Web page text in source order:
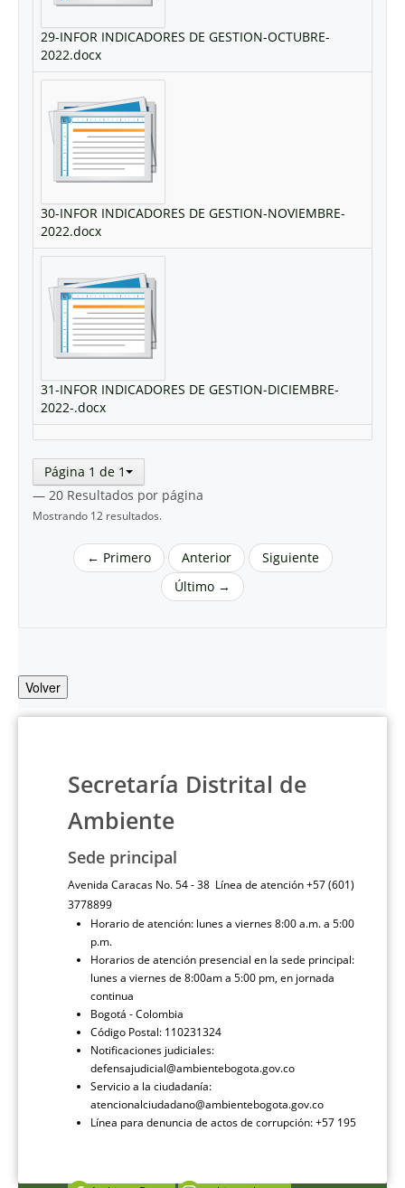
29-INFOR INDICADORES DE GESTION-OCTUBRE-
2022.docx
30-INFOR INDICADORES DE GESTION-NOVIEMBRE-
2022.docx
31-INFOR INDICADORES DE GESTION-DICIEMBRE-
2022-.docx
Página 1 de 1
— 20 Resultados por página
Mostrando 12 resultados.
← Primero Anterior
Siguiente
Último →
Volver
Secretaría Distrital de
Ambiente
Sede principal
Avenida Caracas No. 54 - 38 Línea de atención +57 (601)
3778899
Horario de atención: lunes a viernes 8:00 a.m. a 5:00
p.m.
Horarios de atención presencial en la sede principal:
lunes a viernes de 8:00am a 5:00 pm, en jornada
continua
Bogotá - Colombia
Código Postal: 110231324
Notificaciones judiciales:
defensajudicial@ambientebogota.gov.co
Servicio a la ciudadanía:
atencionalciudadano@ambientebogota.gov.co
Línea para denuncia de actos de corrupción: +57 195